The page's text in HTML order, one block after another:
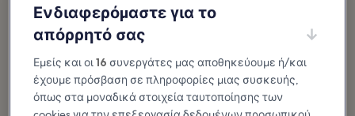
Ενδιαφερόμαστε για το
απόρρητό σας
Εμείς και οι16 συνεργάτες μας αποθηκεύουμε ή/και
έχουμε πρόσβαση σε πληροφορίες μιας συσκευής,
όπως στα μοναδικά στοιχεία ταυτοποίησης των